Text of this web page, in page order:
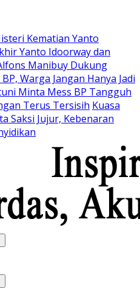
Kematian Yanto
Yanto Idoorway dan
Manibuy Dukung
Warga Jangan Hanya Jadi
Minta Mess BP Tangguh
Terus Tersisih Kuasa
Saksi Jujur, Kebenaran